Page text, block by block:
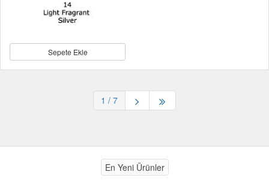
Sepete Ekle
1 / 7
En Yeni Ürünler